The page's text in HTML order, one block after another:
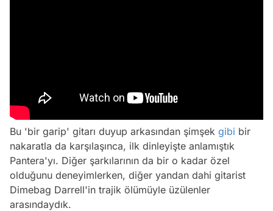
Bu 'bir garip' gitarı duyup arkasından şimşek gibi bir
nakaratla da karşılaşınca, ilk dinleyişte anlamıştık
Pantera'yı. Diğer şarkılarının da bir o kadar özel
olduğunu deneyimlerken, diğer yandan dahi gitarist
Dimebag Darrell'in trajik ölümüyle üzülenler
arasındaydık.